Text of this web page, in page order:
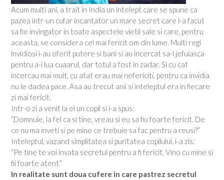
Acum multi ani, a trait in India un intelept care se spune ca
pazea intr-un cufar incantator un mare secret care l-a facut
sa fie invingator in toate aspectele vietii sale si care, pentru
aceasta, se considera cel mai fericit om din lume. Multi regi
invidiosi i-au oferit putere si bani si au incercat sa-l jefuiasca
pentru a-i lua cuaarul, dar totul a fost in zadar. Si cu cat
incercau mai mult, cu atat erau mai nefericiti, pentru ca invidia
nu le dadea pace. Asa au trecut anii si inteleptul era in fiecare
zi mai fericit.
Intr-o zi a venit la el un copil si i-a spus:
“Domnule, la fel ca si tine, vreau si eu sa fiu foarte fericit. De
ce nu ma inveti si pe mine ce trebuie sa fac pentru a reusi?”
Inteleptul, vazand simplitatea si puritatea copilului, i-a zis:
“Pe tine te voi invata secretul pentru a fi fericit. Vino cu mine si
fii foarte atent.”
In realitate sunt doua cufere in care pastrez secretul